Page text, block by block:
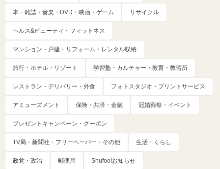
本・雑誌・音楽・DVD・映画・ゲーム リサイクル
ヘルス&ビューティ・フィットネス
マンション・戸建・リフォーム・レンタル収納
旅行・ホテル・リゾート 学習塾・カルチャー・教育・教習所
レストラン・デリバリー・外食 フォトスタジオ・プリントサービス
アミューズメント 保険・共済・金融 冠婚葬祭・イベント
プレゼントキャンペーン・クーポン
TV局・新聞社・フリーペーパー・その他 生活・くらし
政党・政治 郵便局 Shufoo!お知らせ